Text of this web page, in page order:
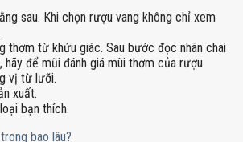
sau. Khi chọn rượu vang không chỉ xem
thơm từ khứu giác. Sau bước đọc nhãn chai
để mũi đánh giá mùi thơm của rượu.
vị từ lưỡi.
xuất.
bạn thích.
bao lâu?